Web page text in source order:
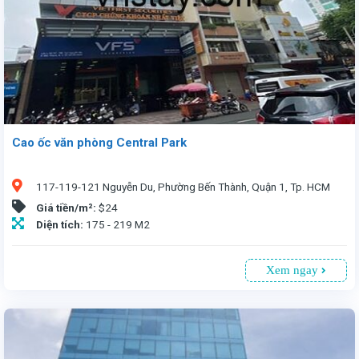
Cao ốc văn phòng Central Park
117-119-121 Nguyễn Du, Phường Bến Thành, Quận 1, Tp. HCM
Giá tiền/m²: $24
Diện tích: 175 - 219 M2
Xem ngay